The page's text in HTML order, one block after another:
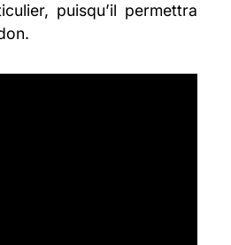
puisqu’il permettra